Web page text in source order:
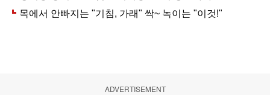
ADVERTISEMENT